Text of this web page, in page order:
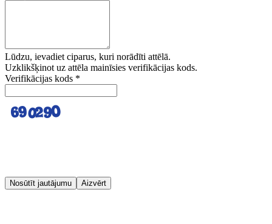
Lūdzu, ievadiet ciparus, kuri norādīti attēlā.
Uzklikšķinot uz attēla mainīsies verifikācijas kods.
Verifikācijas kods *
Nosūtīt jautājumu Aizvērt